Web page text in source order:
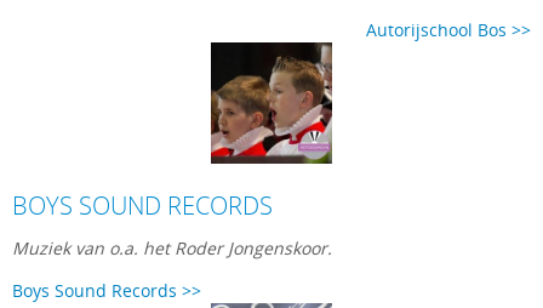
Autorijschool Bos >>
BOYS SOUND RECORDS
Muziek van o.a. het Roder Jongenskoor.
Boys Sound Records >>